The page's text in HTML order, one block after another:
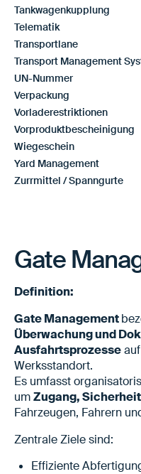
Tankwagenkupplung
Telematik
Transportlane
Transport Management
UN-Nummer
Verpackung
Vorladerestriktionen
Vorproduktbescheinigung
Wiegeschein
Yard Management
Zurrmittel / Spanngurte
Gate
Definition:
Gate Management
Überwachung und
Ausfahrtsprozesse
Werksstandort.
Es umfasst
umZugang,
Fahrzeugen, Fahrern
Zentrale Ziele sind:
Effiziente